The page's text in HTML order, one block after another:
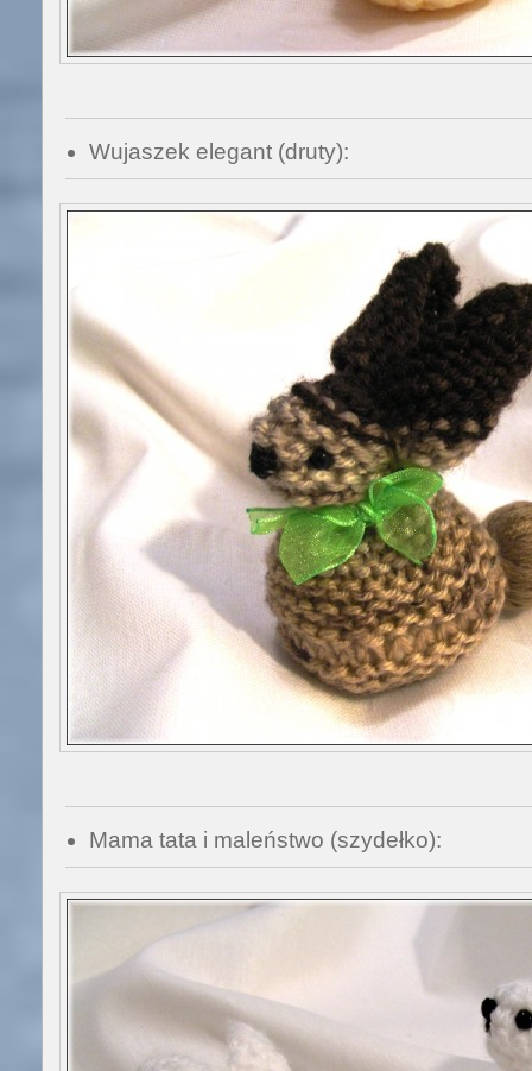
Wujaszek elegant (druty):
Mama tata i maleństwo (szydełko):